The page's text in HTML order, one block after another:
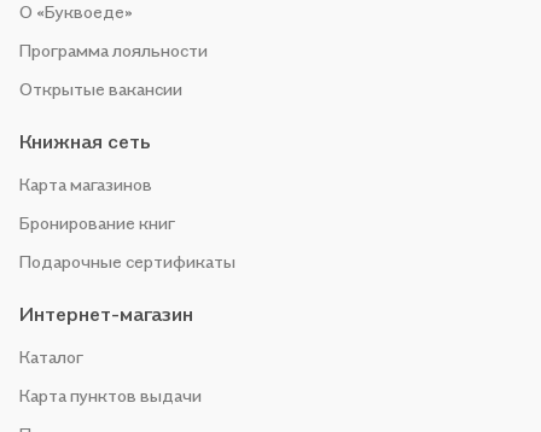
О «Буквоеде»
Программа лояльности
Открытые вакансии
Книжная сеть
Карта магазинов
Бронирование книг
Подарочные сертификаты
Интернет-магазин
Каталог
Карта пунктов выдачи